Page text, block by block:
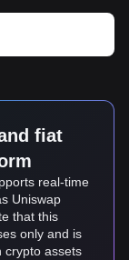
fiat
real-time
Uniswap
that this
only and is
crypto assets